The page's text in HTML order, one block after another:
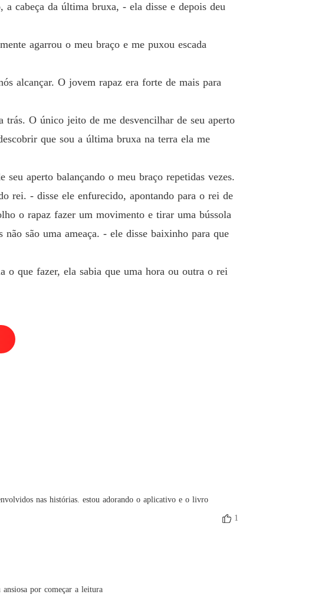
cabeça da última bruxa, - ela disse e depois deu
agarrou o meu braço e me puxou escada
alcançar. O jovem rapaz era forte de mais para
trás. O único jeito de me desvencilhar de seu aperto
que sou a última bruxa na terra ela me
aperto balançando o meu braço repetidas vezes.
rei. - disse ele enfurecido, apontando para o rei de
o rapaz fazer um movimento e tirar uma bússola
são uma ameaça. - ele disse baixinho para que
o que fazer, ela sabia que uma hora ou outra o rei
nas histórias. estou adorando o aplicativo e o livro
1
por começar a leitura